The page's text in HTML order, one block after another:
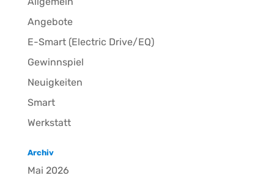
Angebote
E-Smart (Electric Drive/EQ)
Gewinnspiel
Neuigkeiten
Smart
Werkstatt
Archiv
Mai 2026